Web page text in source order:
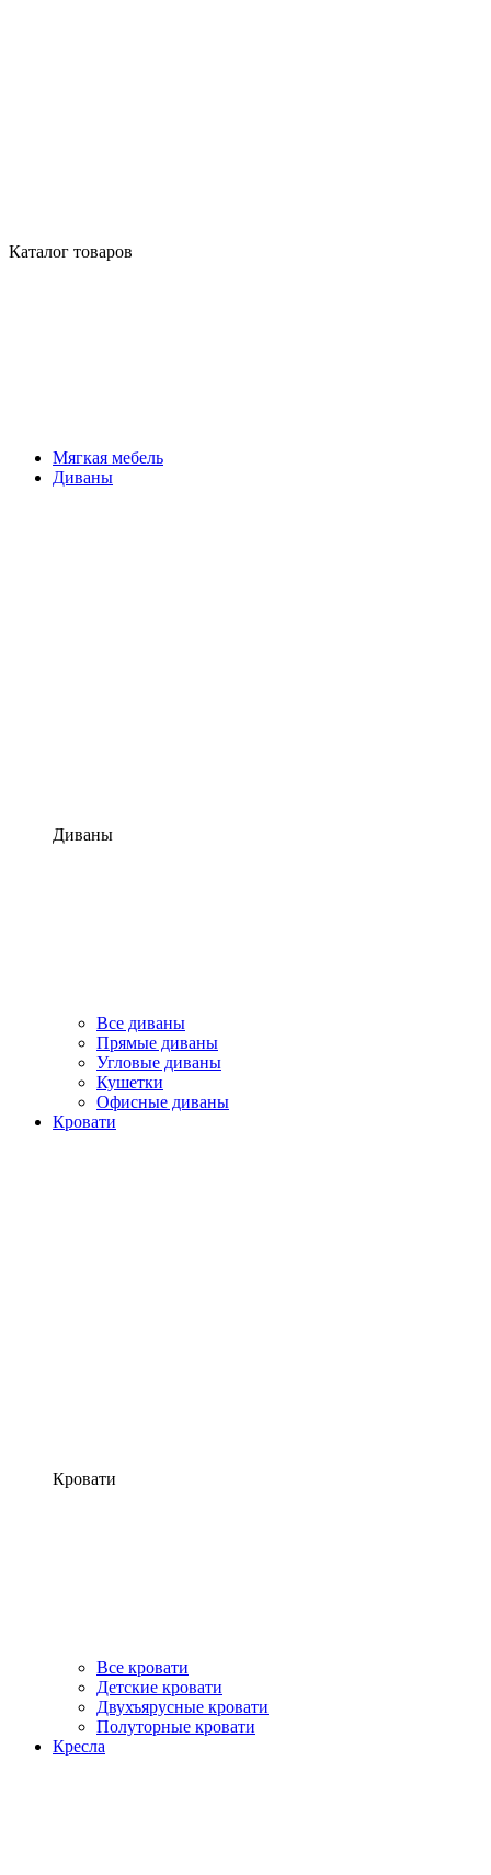
Каталог товаров
Мягкая мебель
Диваны
Диваны
Все диваны
Прямые диваны
Угловые диваны
Кушетки
Офисные диваны
Кровати
Кровати
Все кровати
Детские кровати
Двухъярусные кровати
Полуторные кровати
Кресла